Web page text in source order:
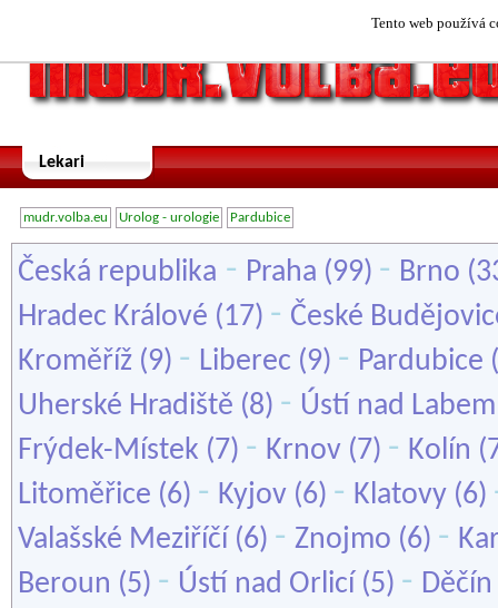
Tento web používá
Lekari
mudr.volba.eu Urolog - urologie Pardubice
Česká republika - Praha (99) - Brno
Hradec Králové (17) - České
Kroměříž (9) - Liberec (9) - Pardubice
Uherské Hradiště (8) - Ústí nad Labem
Frýdek-Místek (7) - Krnov (7) - Kolín
Litoměřice (6) - Kyjov (6) - Klatovy (6)
Valašské Meziříčí (6) - Znojmo (6) -
Beroun (5) - Ústí nad Orlicí (5) - Děčín